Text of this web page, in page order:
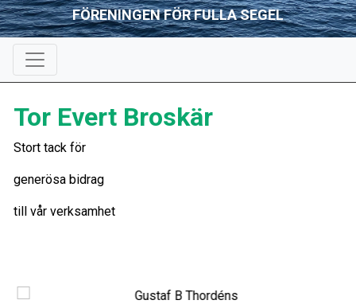
FÖRENINGEN FÖR FULLA SEGEL
Tor Evert Broskär
Stort tack för
generösa bidrag
till vår verksamhet